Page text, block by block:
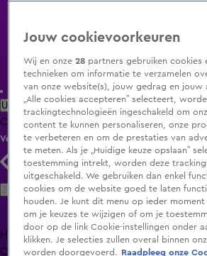
Uitzending Gemist Populaire programma's
ClipsFilmsRadioSmart TV inlogShop
Volg KIJK
Zoeken
HomeUitzending Gemist Programma's
OranjezomerLivestreamsShop
Jouw cookievoorkeuren
Wij en onze28 partners gebruiken cookies
technieken om informatie te verzamelen
van onze website(s), jouw gedrag en jouw
„Alle cookies accepteren” selecteert,
trackingtechnologieën ingeschakeld om
content te kunnen personaliseren, onze
te verbeteren en om de prestaties van
te meten. Als je „Huidige keuze opslaan”
toestemming intrekt, worden deze
uitgeschakeld. We gebruiken dan enkel
cookies om de website goed te laten
houden. Je kunt dit menu op ieder
om je keuzes te wijzigen of om je
door op de link Cookie-instellingen onder
klikken. Je selecties zullen overal binnen
worden doorgevoerd.
Raadpleeg onze